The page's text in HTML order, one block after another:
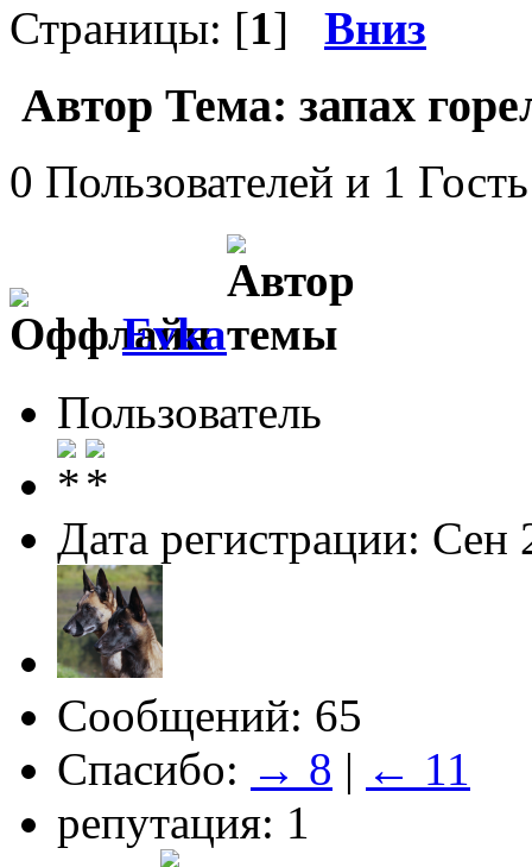
Страницы: [1] Вниз
Автор Тема: запах
0 Пользователей и 1
Evka
Пользователь
Дата регистрации: Сен
Сообщений: 65
Спасибо: → 8 | ← 11
репутация: 1